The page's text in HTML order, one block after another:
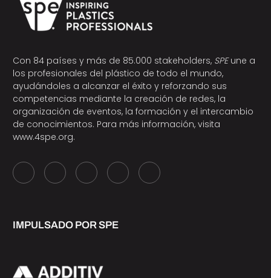
Con 84 países y más de 85.000 stakeholders, SPEune a
los profesionales del plástico de todo el mundo,
ayudándoles a alcanzar el éxito y reforzando sus
competencias mediante la creación de redes, la
organización de eventos, la formación y el intercambio
de conocimientos. Para más información, visita
www.4spe.org.
IMPULSADO POR SPE